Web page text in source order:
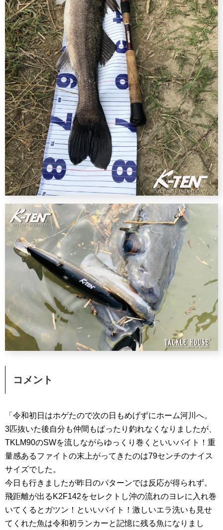
コメント
「令和初日はホゲたので次の日もめげずにホーム河川へ。
3匹抜いた後自分も仲間もぱったり釣れなくなりましたが、
TKLM90のSWを流しながらゆっくり巻くといいバイト！重
量感あるファイトの末上がってきたのは79センチのナイス
サイズでした。
今日も行きましたが昨日のパターンでは反応が得られず。
飛距離が出るK2F142をセレクトし沖の流れのヨレに入れ巻
いてくるとガツン！といいバイト！激しいエラ洗いも見せ
てくれた魚は令和初ランカーと記憶に残る魚になりまし